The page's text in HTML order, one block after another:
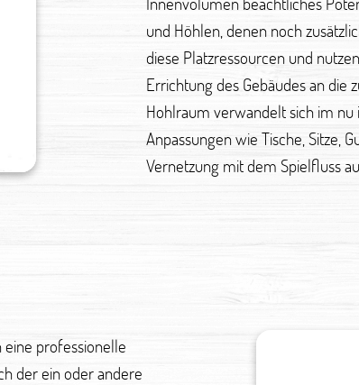
und Höhlen, denen noch
diese Platzressourcen und
Errichtung des Gebäudes an
Hohlraum verwandelt sich im
Anpassungen wie Tische, Sitze,
Vernetzung mit dem Spielfluss
eine professionelle
der ein oder andere